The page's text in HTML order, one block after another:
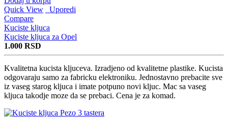
Quick View
Uporedi
Compare
Kuciste kljuca
Kuciste kljuca za Opel
1.000 RSD
Kvalitetna kucista kljuceva. Izradjeno od kvalitetne plastike. Kucista
odgovaraju samo za fabricku elektroniku. Jednostavno prebacite sve
iz vaseg starog kljuca i imate potpuno novi kljuc. Mac sa vaseg
kljuca takodje moze da se prebaci. Cena je za komad.